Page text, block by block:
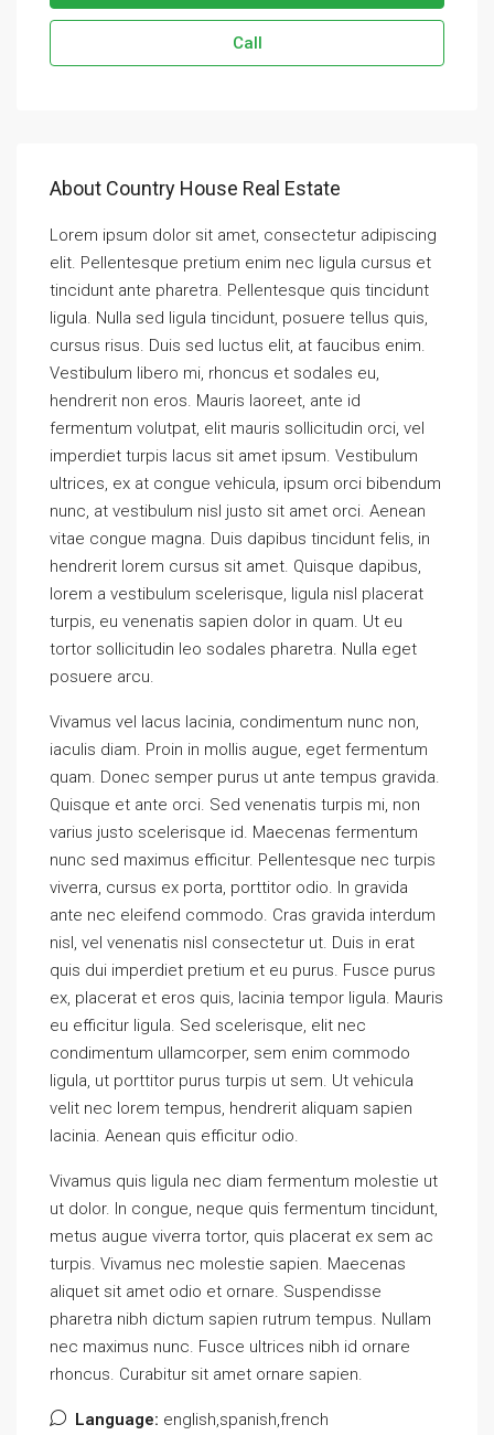
Call
About Country House Real Estate
Lorem ipsum dolor sit amet, consectetur adipiscing
elit. Pellentesque pretium enim nec ligula cursus et
tincidunt ante pharetra. Pellentesque quis tincidunt
ligula. Nulla sed ligula tincidunt, posuere tellus quis,
cursus risus. Duis sed luctus elit, at faucibus enim.
Vestibulum libero mi, rhoncus et sodales eu,
hendrerit non eros. Mauris laoreet, ante id
fermentum volutpat, elit mauris sollicitudin orci, vel
imperdiet turpis lacus sit amet ipsum. Vestibulum
ultrices, ex at congue vehicula, ipsum orci bibendum
nunc, at vestibulum nisl justo sit amet orci. Aenean
vitae congue magna. Duis dapibus tincidunt felis, in
hendrerit lorem cursus sit amet. Quisque dapibus,
lorem a vestibulum scelerisque, ligula nisl placerat
turpis, eu venenatis sapien dolor in quam. Ut eu
tortor sollicitudin leo sodales pharetra. Nulla eget
posuere arcu.
Vivamus vel lacus lacinia, condimentum nunc non,
iaculis diam. Proin in mollis augue, eget fermentum
quam. Donec semper purus ut ante tempus gravida.
Quisque et ante orci. Sed venenatis turpis mi, non
varius justo scelerisque id. Maecenas fermentum
nunc sed maximus efficitur. Pellentesque nec turpis
viverra, cursus ex porta, porttitor odio. In gravida
ante nec eleifend commodo. Cras gravida interdum
nisl, vel venenatis nisl consectetur ut. Duis in erat
quis dui imperdiet pretium et eu purus. Fusce purus
ex, placerat et eros quis, lacinia tempor ligula. Mauris
eu efficitur ligula. Sed scelerisque, elit nec
condimentum ullamcorper, sem enim commodo
ligula, ut porttitor purus turpis ut sem. Ut vehicula
velit nec lorem tempus, hendrerit aliquam sapien
lacinia. Aenean quis efficitur odio.
Vivamus quis ligula nec diam fermentum molestie ut
ut dolor. In congue, neque quis fermentum tincidunt,
metus augue viverra tortor, quis placerat ex sem ac
turpis. Vivamus nec molestie sapien. Maecenas
aliquet sit amet odio et ornare. Suspendisse
pharetra nibh dictum sapien rutrum tempus. Nullam
nec maximus nunc. Fusce ultrices nibh id ornare
rhoncus. Curabitur sit amet ornare sapien.
Language: english,spanish,french